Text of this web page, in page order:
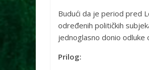
Budući da je period pred
određenih političkih
jednoglasno donio odluke
Prilog: